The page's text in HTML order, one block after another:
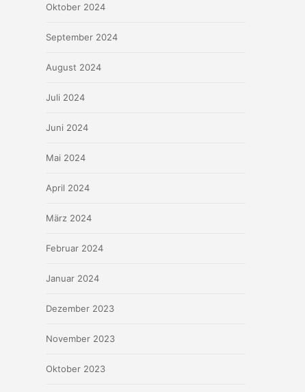
Oktober 2024
September 2024
August 2024
Juli 2024
Juni 2024
Mai 2024
April 2024
März 2024
Februar 2024
Januar 2024
Dezember 2023
November 2023
Oktober 2023